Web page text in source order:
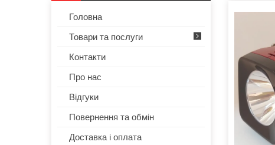
Головна
Товари та послуги
Контакти
Про нас
Відгуки
Повернення та обмін
Доставка і оплата